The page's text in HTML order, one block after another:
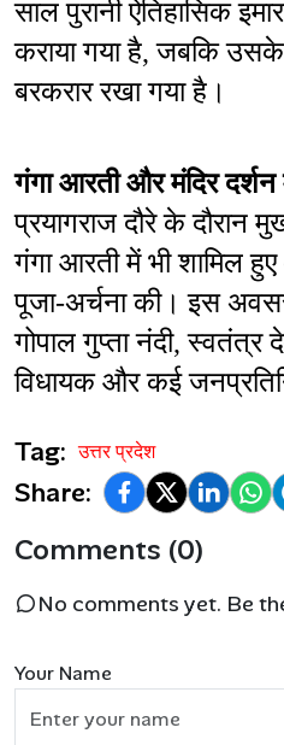
साल पुरानी ऐतिहासिक
कराया गया है, जबकि
बरकरार रखा गया है।
गंगा आरती और मंदिर दर्शन
प्रयागराज दौरे के दौरान
गंगा आरती में भी शामिल
पूजा-अर्चना की। इस
गोपाल गुप्ता नंदी, स्वतंत्र
विधायक और कई
Tag: उत्तर प्रदेश
Share:
Comments (0)
No comments yet. Be
Your Name